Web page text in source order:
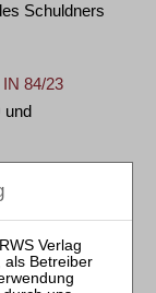
Schuldners
84/23
und
1060/25